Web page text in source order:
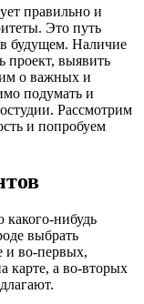
правильно и
Это путь
будущем. Наличие
проект, выявить
о важных и
подумать и
Рассмотрим
и попробуем
нибудь
выбрать
и во-первых,
карте, а во-вторых